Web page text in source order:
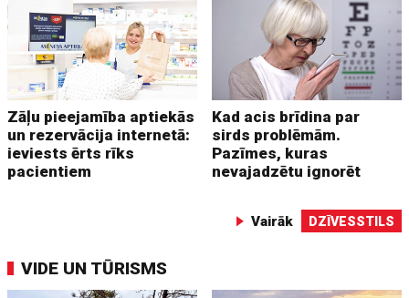
Zāļu pieejamība aptiekās
un rezervācija internetā:
ieviests ērts rīks
pacientiem
Kad acis brīdina par
sirds problēmām.
Pazīmes, kuras
nevajadzētu ignorēt
Vairāk DZĪVESSTILS
VIDE UN TŪRISMS